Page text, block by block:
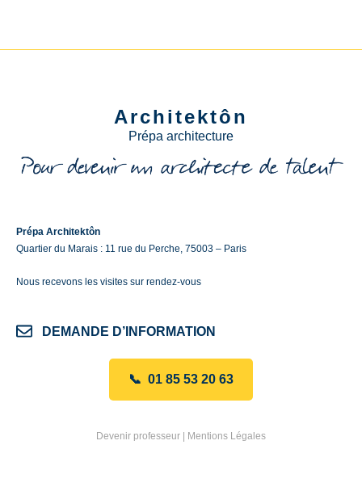
Architektôn
Prépa architecture
Prépa Architektôn
Quartier du Marais : 11 rue du Perche, 75003 – Paris
Nous recevons les visites sur rendez-vous
DEMANDE D’INFORMATION
📞 01 85 53 20 63
Devenir professeur | Mentions Légales